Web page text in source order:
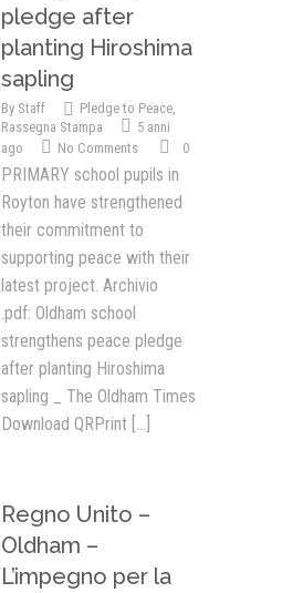
pledge after
planting Hiroshima
sapling
By Staff Pledge to Peace,
Rassegna Stampa
5 anni
ago
No Comments 0
PRIMARY school pupils in
Royton have strengthened
their commitment to
supporting peace with their
latest project. Archivio
.pdf: Oldham school
strengthens peace pledge
after planting Hiroshima
sapling _ The Oldham Times
Download QRPrint [...]
Regno Unito –
Oldham –
L’impegno per la